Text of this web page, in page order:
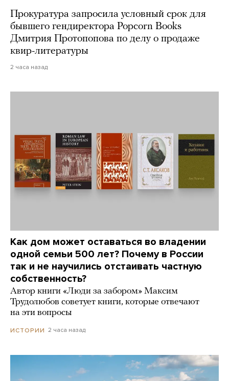
Прокуратура запросила условный срок для
бывшего гендиректора Popcorn Books
Дмитрия Протопопова по делу о продаже
квир-литературы
2 часа назад
Как дом может оставаться во владении
одной семьи 500 лет? Почему в России
так и не научились отстаивать частную
собственность?
Автор книги «Люди за забором» Максим
Трудолюбов советует книги, которые отвечают
на эти вопросы
ИСТОРИИ 2 часа назад